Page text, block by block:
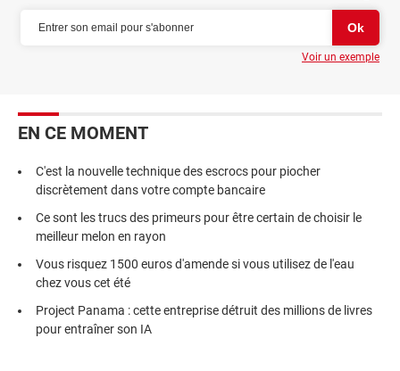
Voir un exemple
EN CE MOMENT
C'est la nouvelle technique des escrocs pour piocher
discrètement dans votre compte bancaire
Ce sont les trucs des primeurs pour être certain de choisir le
meilleur melon en rayon
Vous risquez 1500 euros d'amende si vous utilisez de l'eau
chez vous cet été
Project Panama : cette entreprise détruit des millions de livres
pour entraîner son IA